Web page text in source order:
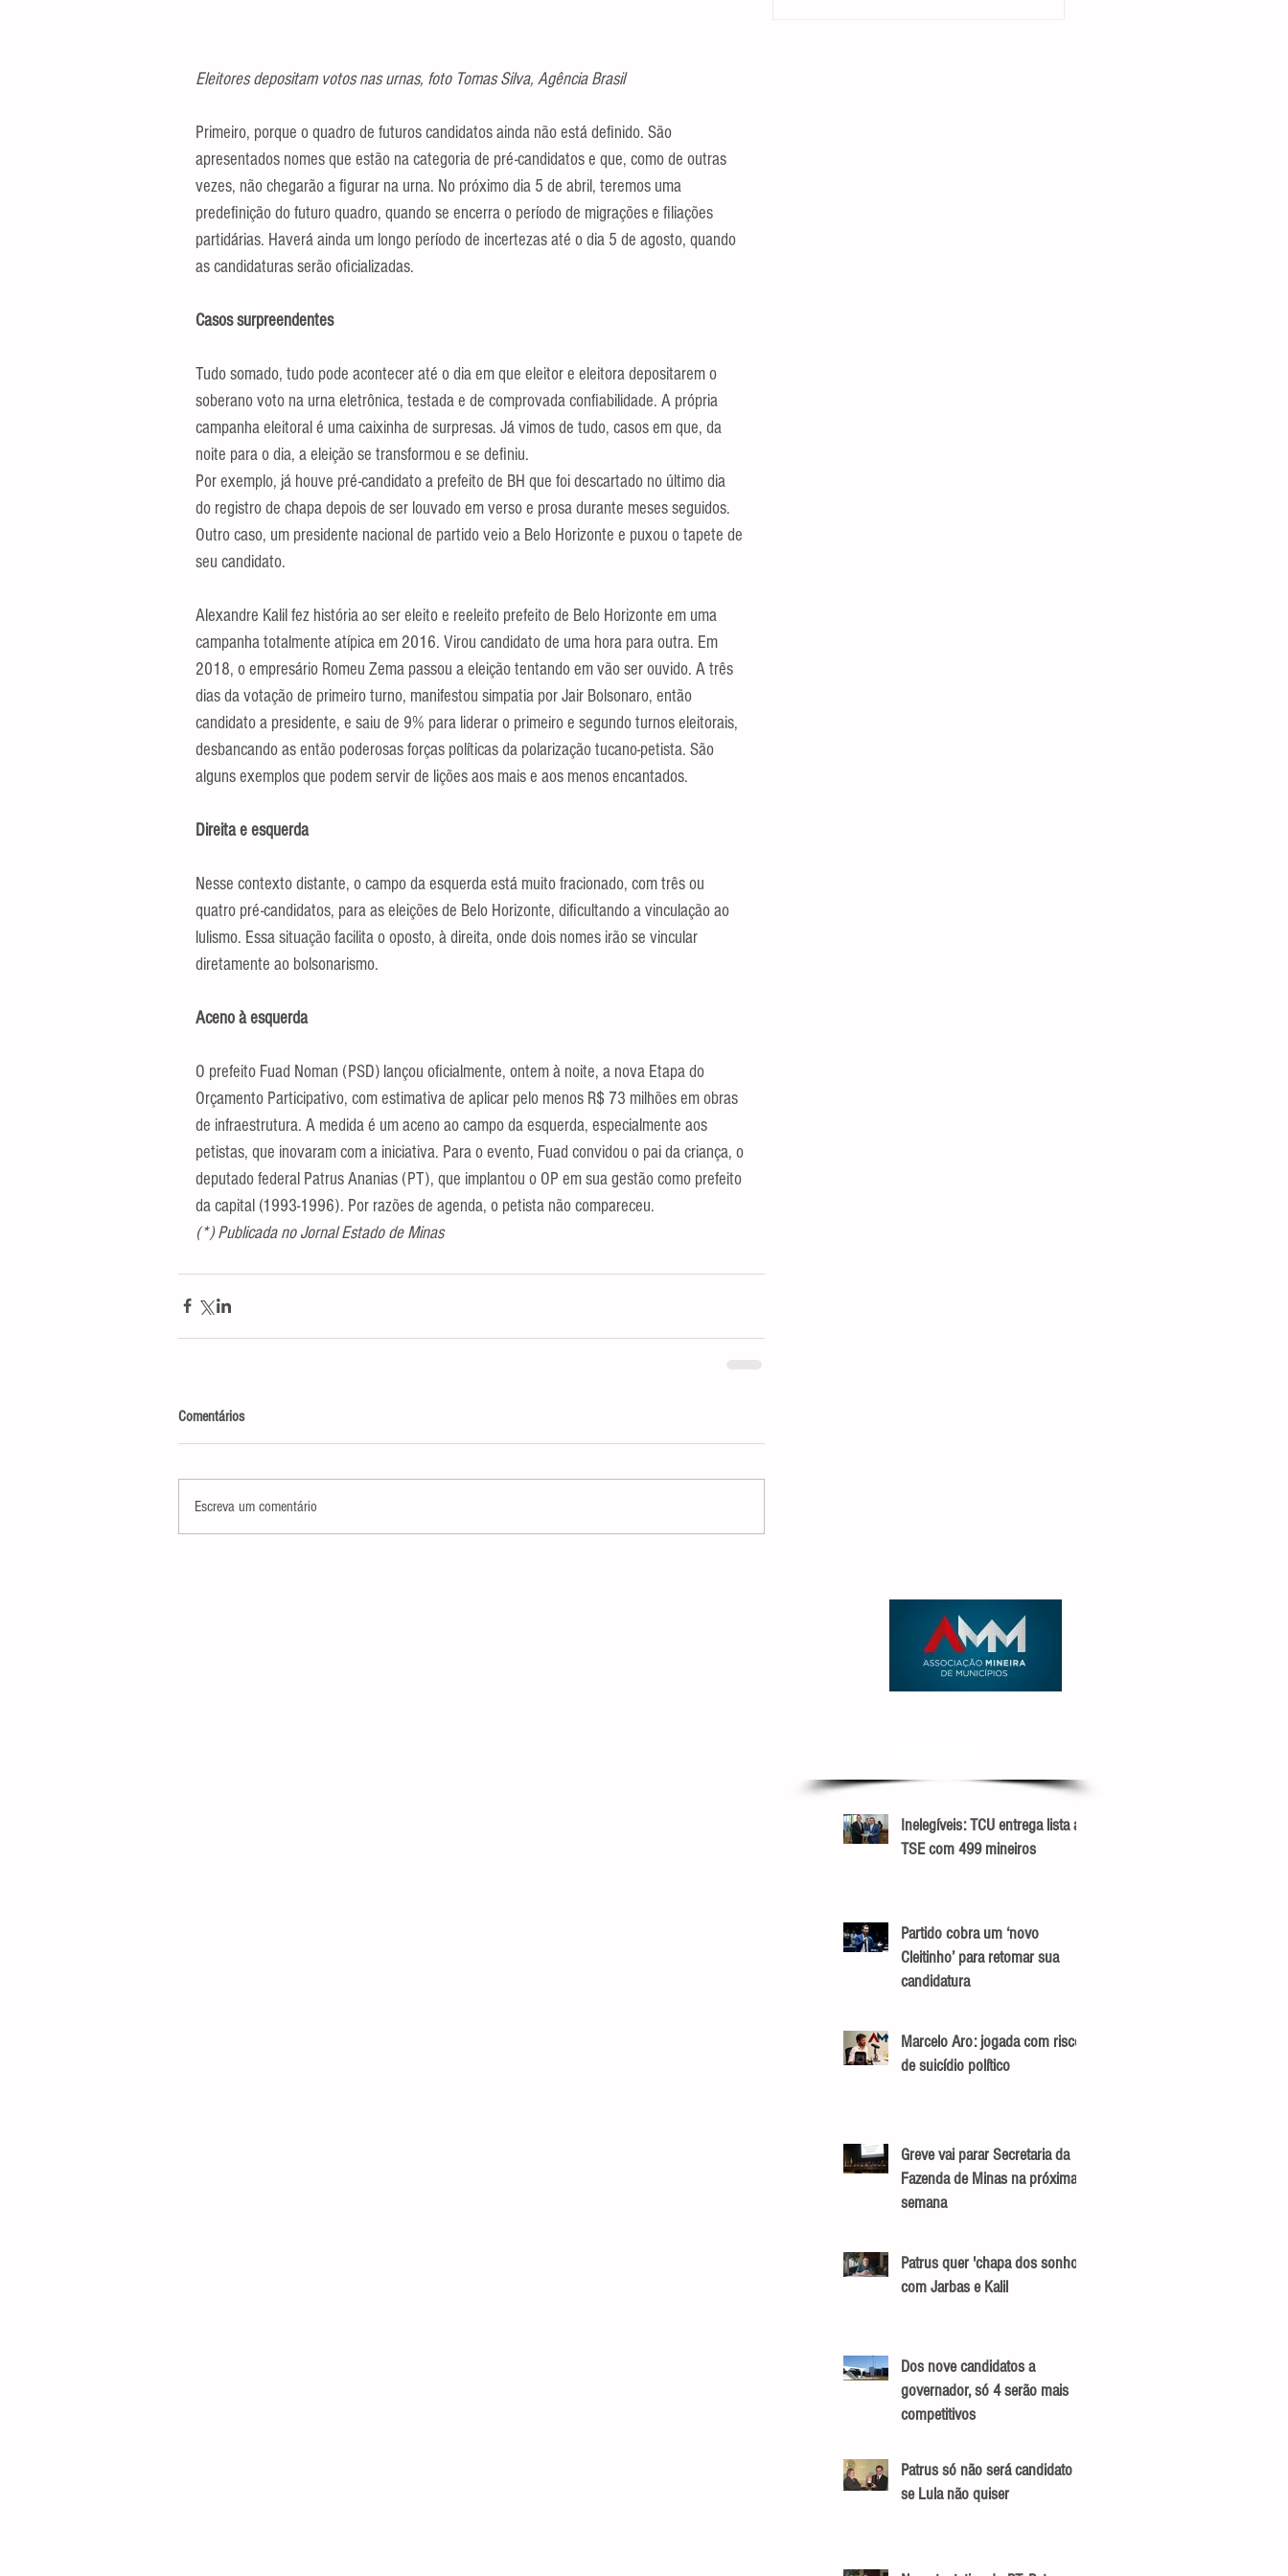
Eleitores depositam votos nas urnas, foto Tomas Silva, Agência Brasil
Primeiro, porque o quadro de futuros candidatos ainda não está definido. São
apresentados nomes que estão na categoria de pré-candidatos e que, como de outras
vezes, não chegarão a figurar na urna. No próximo dia 5 de abril, teremos uma
predefinição do futuro quadro, quando se encerra o período de migrações e filiações
partidárias. Haverá ainda um longo período de incertezas até o dia 5 de agosto, quando
as candidaturas serão oficializadas.
Casos surpreendentes
Tudo somado, tudo pode acontecer até o dia em que eleitor e eleitora depositarem o
soberano voto na urna eletrônica, testada e de comprovada confiabilidade. A própria
campanha eleitoral é uma caixinha de surpresas. Já vimos de tudo, casos em que, da
noite para o dia, a eleição se transformou e se definiu.
Por exemplo, já houve pré-candidato a prefeito de BH que foi descartado no último dia
do registro de chapa depois de ser louvado em verso e prosa durante meses seguidos.
Outro caso, um presidente nacional de partido veio a Belo Horizonte e puxou o tapete de
seu candidato.
Alexandre Kalil fez história ao ser eleito e reeleito prefeito de Belo Horizonte em uma
campanha totalmente atípica em 2016. Virou candidato de uma hora para outra. Em
2018, o empresário Romeu Zema passou a eleição tentando em vão ser ouvido. A três
dias da votação de primeiro turno, manifestou simpatia por Jair Bolsonaro, então
candidato a presidente, e saiu de 9% para liderar o primeiro e segundo turnos eleitorais,
desbancando as então poderosas forças políticas da polarização tucano-petista. São
alguns exemplos que podem servir de lições aos mais e aos menos encantados.
Direita e esquerda
Nesse contexto distante, o campo da esquerda está muito fracionado, com três ou
quatro pré-candidatos, para as eleições de Belo Horizonte, dificultando a vinculação ao
lulismo. Essa situação facilita o oposto, à direita, onde dois nomes irão se vincular
diretamente ao bolsonarismo.
Aceno à esquerda
O prefeito Fuad Noman (PSD) lançou oficialmente, ontem à noite, a nova Etapa do
Orçamento Participativo, com estimativa de aplicar pelo menos R$ 73 milhões em obras
de infraestrutura. A medida é um aceno ao campo da esquerda, especialmente aos
petistas, que inovaram com a iniciativa. Para o evento, Fuad convidou o pai da criança, o
deputado federal Patrus Ananias (PT), que implantou o OP em sua gestão como prefeito
da capital (1993-1996). Por razões de agenda, o petista não compareceu.
(*) Publicada no Jornal Estado de Minas
Comentários
Escreva um comentário
Inelegíveis: TCU entrega lista ao
TSE com 499 mineiros
Partido cobra um ‘novo
Cleitinho’ para retomar sua
candidatura
Marcelo Aro: jogada com risco
de suicídio político
Greve vai parar Secretaria da
Fazenda de Minas na próxima
semana
Patrus quer 'chapa dos sonhos'
com Jarbas e Kalil
Dos nove candidatos a
governador, só 4 serão mais
competitivos
Patrus só não será candidato
se Lula não quiser